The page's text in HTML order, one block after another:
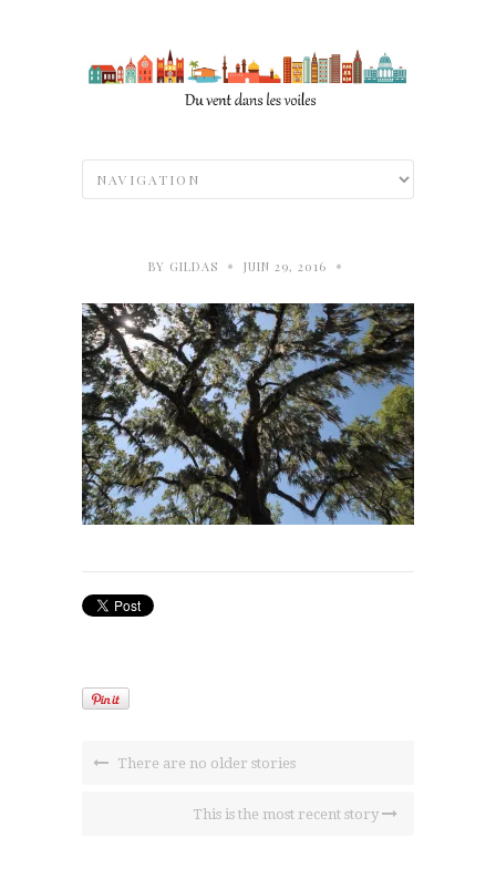
BY GILDAS • JUIN 29, 2016 •
There are no older stories
This is the most recent story